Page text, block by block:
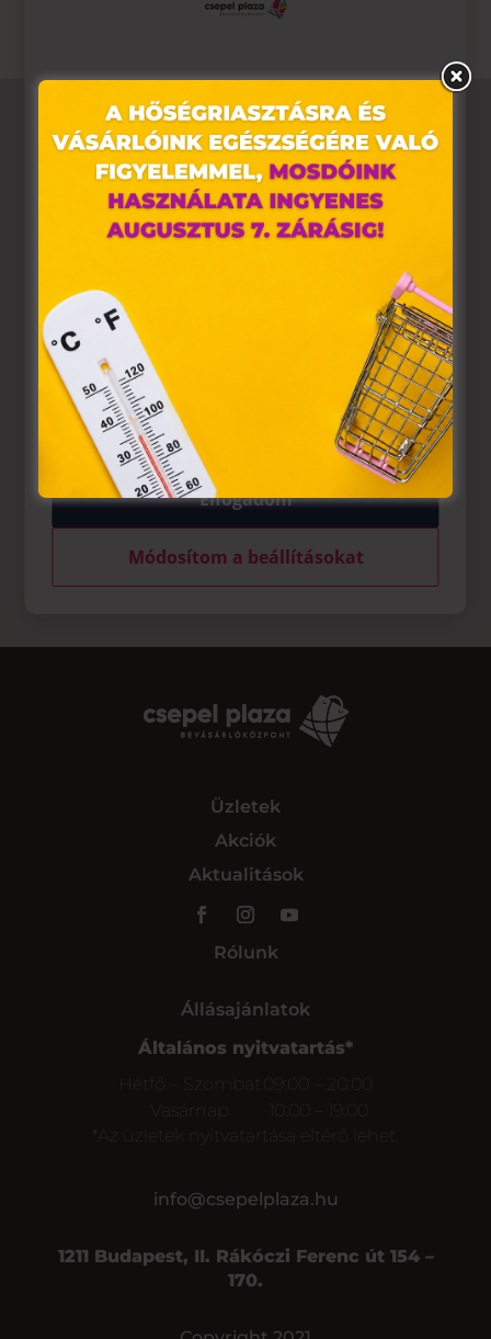
Üzletek
Akciók
Aktualitások
Rólunk
Állásajánlatok
Általános nyitvatartás*
Hétfő – Szombat
09:00 – 20:00
Vasárnap
*Az üzletek nyitvatartása eltérő lehet.
info@csepelplaza.hu
1211 Budapest, II. Rákóczi Ferenc út 154 –
170.
Weboldalunkon „cookie"-kat (továbbiakban „süti")
alkalmazunk. Ezek olyan fájlok, melyek információt tárolnak
webes böngészőjében. Ehhez az Ön hozzájárulása
szükséges.
A „sütiket" az elektronikus hírközlésről szóló 2003. évi C.
törvény, az elektronikus kereskedelmi szolgáltatások, az
információs társadalommal összefüggő szolgáltatások
egyes kérdéseiről szóló 2001. évi CVIII. törvény, valamint az
Európai Unió előírásainak megfelelően használjuk. Azon
weblapoknak, melyek az Európai Unió országain belül
működnek, a „sütik" használatához, és ezeknek a
felhasználó számítógépén vagy egyéb eszközén történő
tárolásához a felhasználók hozzájárulását kell kérniük.
Elfogadom
Módosítom a beállításokat